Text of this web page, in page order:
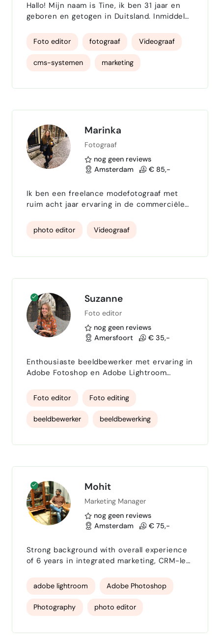
Hallo! Mijn naam is Tine, ik ben 31 jaar en
geboren en getogen in Duitsland. Inmiddels
mijn internationale achtergrond spreek ik
vloeiend Duits, Nederlands en Engels. Ik
werk als freelance fotograaf, vertaler en
Foto editor fotograaf Videograaf
cms-systemen marketing
Vertalingen Duits
vertaling Nederlands-Duits
Nederlands-Engels Vertaling
Marinka
Fotograaf
nog geen reviews
Amsterdam
€ 85,-
Ik ben een freelance modefotograaf met
ruim acht jaar ervaring in de commerciële
creëren van sterke, commerciële beelden
voor campagnes, e-commerce en
creatief team, maar kan ook zelfstandig
photo editor Videograaf
Suzanne
Foto editor
nog geen reviews
Amersfoort
€ 35,-
Enthousiaste beeldbewerker met ervaring in
Adobe Fotoshop en Adobe Lightroom
Foto editor Foto editing
beeldbewerker beeldbewerking
Mohit
Marketing Manager
nog geen reviews
Amsterdam
€ 75,-
Strong background with overall experience
of 6 years in integrated marketing, CRM-led
experiential marketing. Known for driving
measurable growth through data-led
campaigns, partnerships, and high-impact
brand experiences across digital and offline
industries, including technology, consumer-
adobe lightroom Adobe Photoshop
Photography photo editor